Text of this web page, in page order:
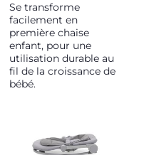
Se transforme
facilement en
première chaise
enfant, pour une
utilisation durable au
fil de la croissance de
bébé.